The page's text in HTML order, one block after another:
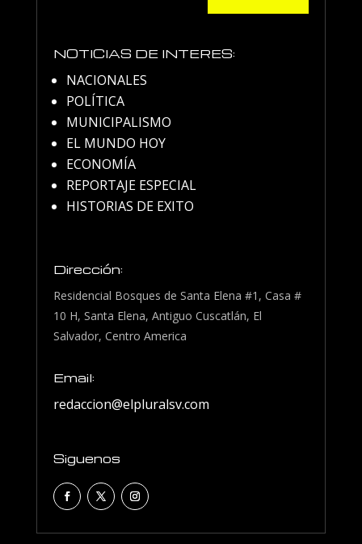
NOTICIAS DE INTERES:
NACIONALES
POLÍTICA
MUNICIPALISMO
EL MUNDO HOY
ECONOMÍA
REPORTAJE ESPECIAL
HISTORIAS DE EXITO
Dirección:
Residencial Bosques de Santa Elena #1, Casa #
10 H, Santa Elena, Antiguo Cuscatlán, El
Salvador, Centro America
Email:
redaccion@elpluralsv.com
Siguenos